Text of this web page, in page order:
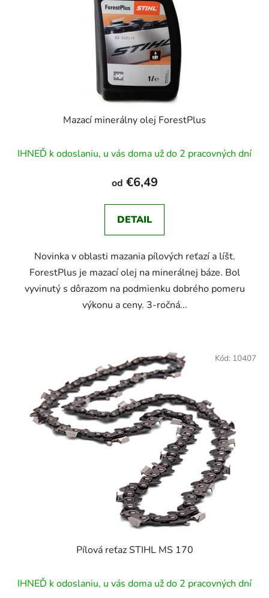
Mazací minerálny olej ForestPlus
IHNEĎ k odoslaniu, u vás doma už do 2 pracovných dní
od €6,49
DETAIL
Novinka v oblasti mazania pílových reťazí a líšt.
ForestPlus je mazací olej na minerálnej báze. Bol
vyvinutý s dôrazom na podmienku dobrého pomeru
výkonu a ceny. 3-ročná...
Pílová reťaz STIHL MS 170
IHNEĎ k odoslaniu, u vás doma už do 2 pracovných dní
Kód: 10407